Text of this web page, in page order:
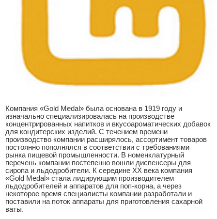
Компания «Gold Medal» была основана в 1919 году и
изначально специализировалась на производстве
концентрированных напитков и вкусоароматических добавок
для кондитерских изделий. С течением времени
производство компании расширялось, ассортимент товаров
постоянно пополнялся в соответствии с требованиями
рынка пищевой промышленности. В номенклатурный
перечень компании постепенно вошли диспенсеры для
сиропа и льдодробители. К середине XX века компания
«Gold Medal» стала лидирующим производителем
льдодробителей и аппаратов для поп-корна, а через
некоторое время специалисты компании разработали и
поставили на поток аппараты для приготовления сахарной
ваты.